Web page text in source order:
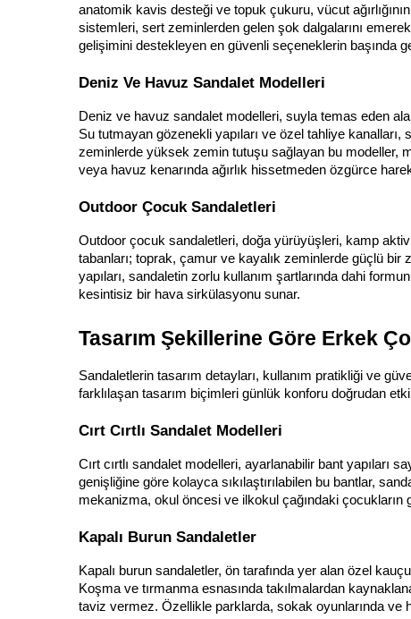
anatomik kavis desteği ve topuk çukuru, vücut
sistemleri, sert zeminlerden gelen şok dalgalarını
gelişimini destekleyen en güvenli seçeneklerin başında
Deniz Ve Havuz Sandalet Modelleri
Deniz ve havuz sandalet modelleri, suyla temas eden
Su tutmayan gözenekli yapıları ve özel tahliye
zeminlerde yüksek zemin tutuşu sağlayan bu modeller,
veya havuz kenarında ağırlık hissetmeden özgürce
Outdoor Çocuk Sandaletleri
Outdoor çocuk sandaletleri, doğa yürüyüşleri, kamp
tabanları; toprak, çamur ve kayalık zeminlerde güçlü bir
yapıları, sandaletin zorlu kullanım şartlarında dahi
kesintisiz bir hava sirkülasyonu sunar.
Tasarım Şekillerine Göre Erkek
Sandaletlerin tasarım detayları, kullanım pratikliği ve
farklılaşan tasarım biçimleri günlük konforu doğrudan
Cırt Cırtlı Sandalet Modelleri
Cırt cırtlı sandalet modelleri, ayarlanabilir bant yapıları
genişliğine göre kolayca sıkılaştırılabilen bu bantlar,
mekanizma, okul öncesi ve ilkokul çağındaki
Kapalı Burun Sandaletler
Kapalı burun sandaletler, ön tarafında yer alan özel
Koşma ve tırmanma esnasında takılmalardan
taviz vermez. Özellikle parklarda, sokak oyunlarında ve